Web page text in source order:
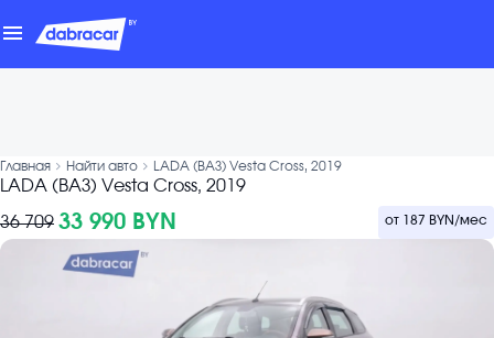
menu
Главная chevron_forward Найти авто chevron_forward LADA (ВАЗ) Vesta Cross, 2019
LADA (ВАЗ) Vesta Cross, 2019
36 709 33 990 BYN от 187 BYN /мес